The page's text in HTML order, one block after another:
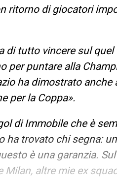
ritorno di giocatori
di tutto vincere sul quel
per puntare alla
ha dimostrato anche
per la Coppa».
di Immobile che è
ha trovato chi segna:
è una garanzia.
altre mie ex